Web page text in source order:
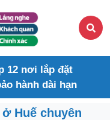
12 nơi lắp đặt
hành dài hạn
Huế chuyên